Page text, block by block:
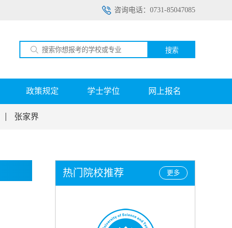
咨询电话：0731-85047085
搜索
政策规定 学士学位 网上报名
张家界
更多
热门院校推荐